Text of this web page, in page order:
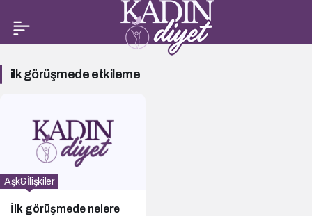
ilk
ilk görüşmede etkileme
İlk görüşmede nelere
Aşk&İlişkiler